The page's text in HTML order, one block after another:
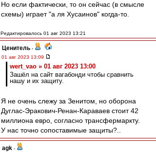
Но если фактически, то он сейчас (в смысле
схемы) играет "а ля Хусаинов" когда-то.
Редактировалось 01 авг 2023 13:21
Ценитель -
01 авг 2023 13:09
wert_vao » 01 авг 2023 13:00
Зашёл на сайт вагабонди чтобы сравнить
нашу и их защиту.
Я не очень слежу за Зенитом, но оборона
Дуглас-Эракович-Ренан-Караваев стоит 42
миллиона евро, согласно трансфермаркту.
У нас точно сопоставимые защиты?..
agk -